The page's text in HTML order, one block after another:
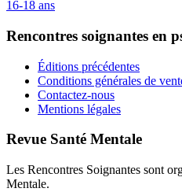
16-18 ans
Rencontres soignantes en
Éditions précédentes
Conditions générales de
Contactez-nous
Mentions légales
Revue Santé Mentale
Les Rencontres Soignantes sont
Mentale.